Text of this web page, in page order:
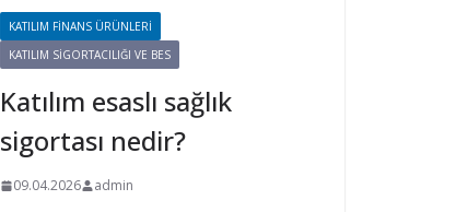
KATILIM FINANS ÜRÜNLERI
KATILIM SIGORTACILIĞI VE BES
Katılım esaslı sağlık
sigortası nedir?
09.04.2026 admin